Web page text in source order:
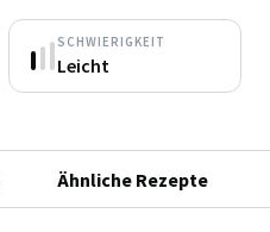
SCHWIERIGKEIT
Leicht
Ähnliche Rezepte